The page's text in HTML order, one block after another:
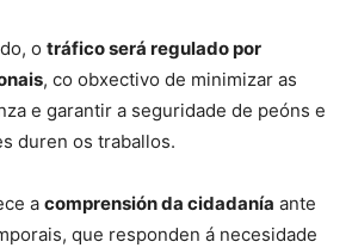
o tráfico será regulado por
, co obxectivo de minimizar as
e garantir a seguridade de peóns e
duren os traballos.
a comprensión da cidadanía ante
que responden á necesidade